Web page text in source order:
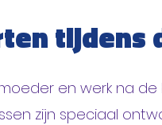
tijdens
en werk na
zijn speciaal